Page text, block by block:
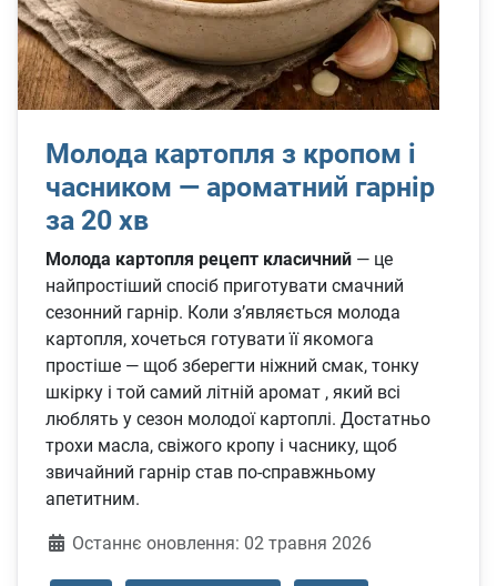
Молода картопля з кропом і
часником — ароматний гарнір
за 20 хв
Молода картопля рецепт класичний — це
найпростіший спосіб приготувати смачний
сезонний гарнір. Коли з’являється молода
картопля, хочеться готувати її якомога
простіше — щоб зберегти ніжний смак, тонку
шкірку і той самий літній аромат , який всі
люблять у сезон молодої картоплі. Достатньо
трохи масла, свіжого кропу і часнику, щоб
звичайний гарнір став по-справжньому
апетитним.
ДеталіОстаннє оновлення: 02 травня 2026